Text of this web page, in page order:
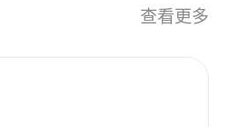
查看更多